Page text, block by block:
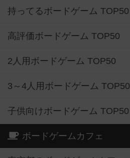
持ってるボードゲーム TOP50
高評価ボードゲーム TOP50
2人用ボードゲーム TOP50
3～4人用ボードゲーム TOP50
子供向けボードゲーム TOP50
ボードゲームカフェ